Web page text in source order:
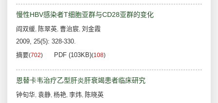
慢性HBV感染者T细胞亚群与CD28亚群的变化
阎双缓, 陈翠英, 曹治宸, 刘金霞
2009, 25(5): 328-330.
摘要(702) PDF (103KB)(108)
恩替卡韦治疗乙型肝炎肝衰竭患者临床研究
钟旬华, 袁静, 杨艳, 李炜, 陈晓英